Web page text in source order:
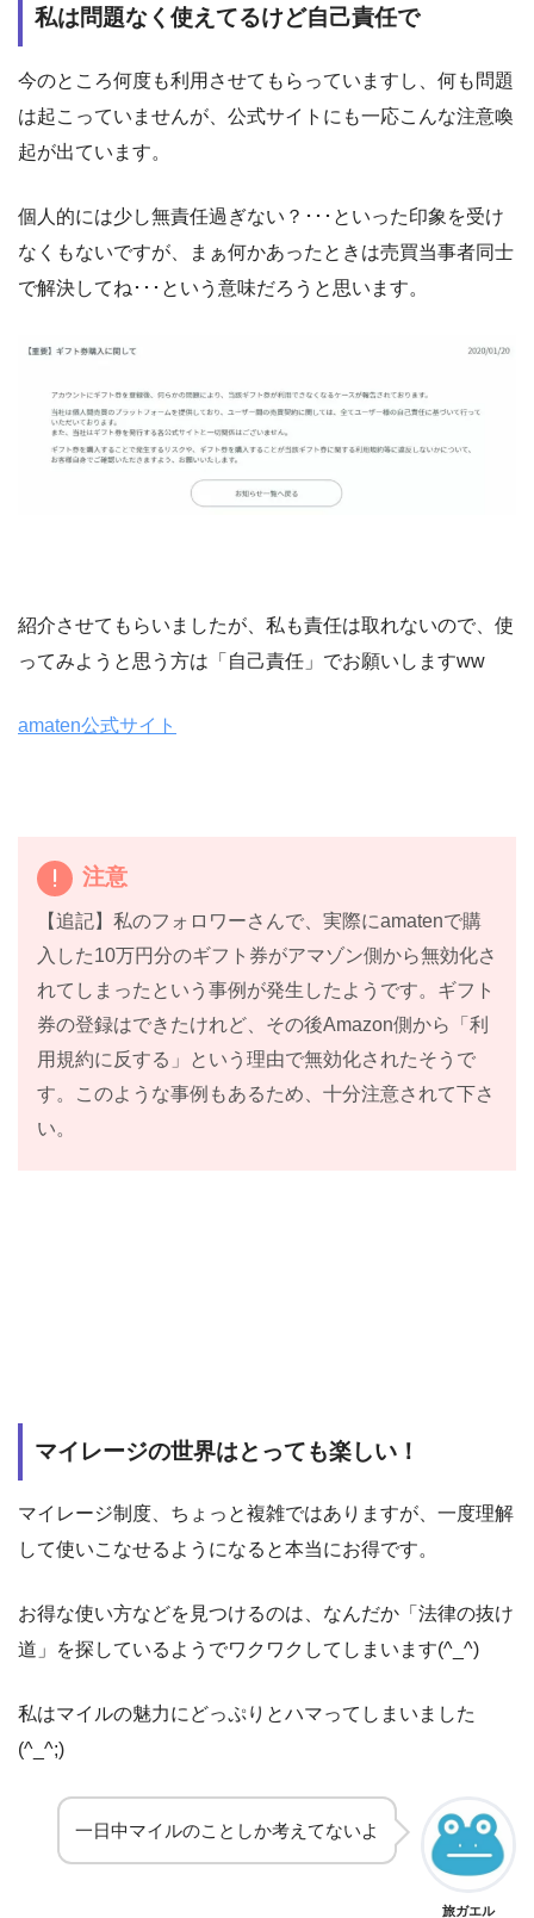
私は問題なく使えてるけど自己責任で
今のところ何度も利用させてもらっていますし、何も問題
は起こっていませんが、公式サイトにも一応こんな注意喚
起が出ています。
個人的には少し無責任過ぎない？･･･といった印象を受け
なくもないですが、まぁ何かあったときは売買当事者同士
で解決してね･･･という意味だろうと思います。
紹介させてもらいましたが、私も責任は取れないので、使
ってみようと思う方は「自己責任」でお願いしますww
amaten公式サイト
注意
【追記】私のフォロワーさんで、実際にamatenで購
入した10万円分のギフト券がアマゾン側から無効化さ
れてしまったという事例が発生したようです。ギフト
券の登録はできたけれど、その後Amazon側から「利
用規約に反する」という理由で無効化されたそうで
す。このような事例もあるため、十分注意されて下さ
い。
マイレージの世界はとっても楽しい！
マイレージ制度、ちょっと複雑ではありますが、一度理解
して使いこなせるようになると本当にお得です。
お得な使い方などを見つけるのは、なんだか「法律の抜け
道」を探しているようでワクワクしてしまいます(^_^)
私はマイルの魅力にどっぷりとハマってしまいました
(^_^;)
一日中マイルのことしか考えてないよ
旅ガエル